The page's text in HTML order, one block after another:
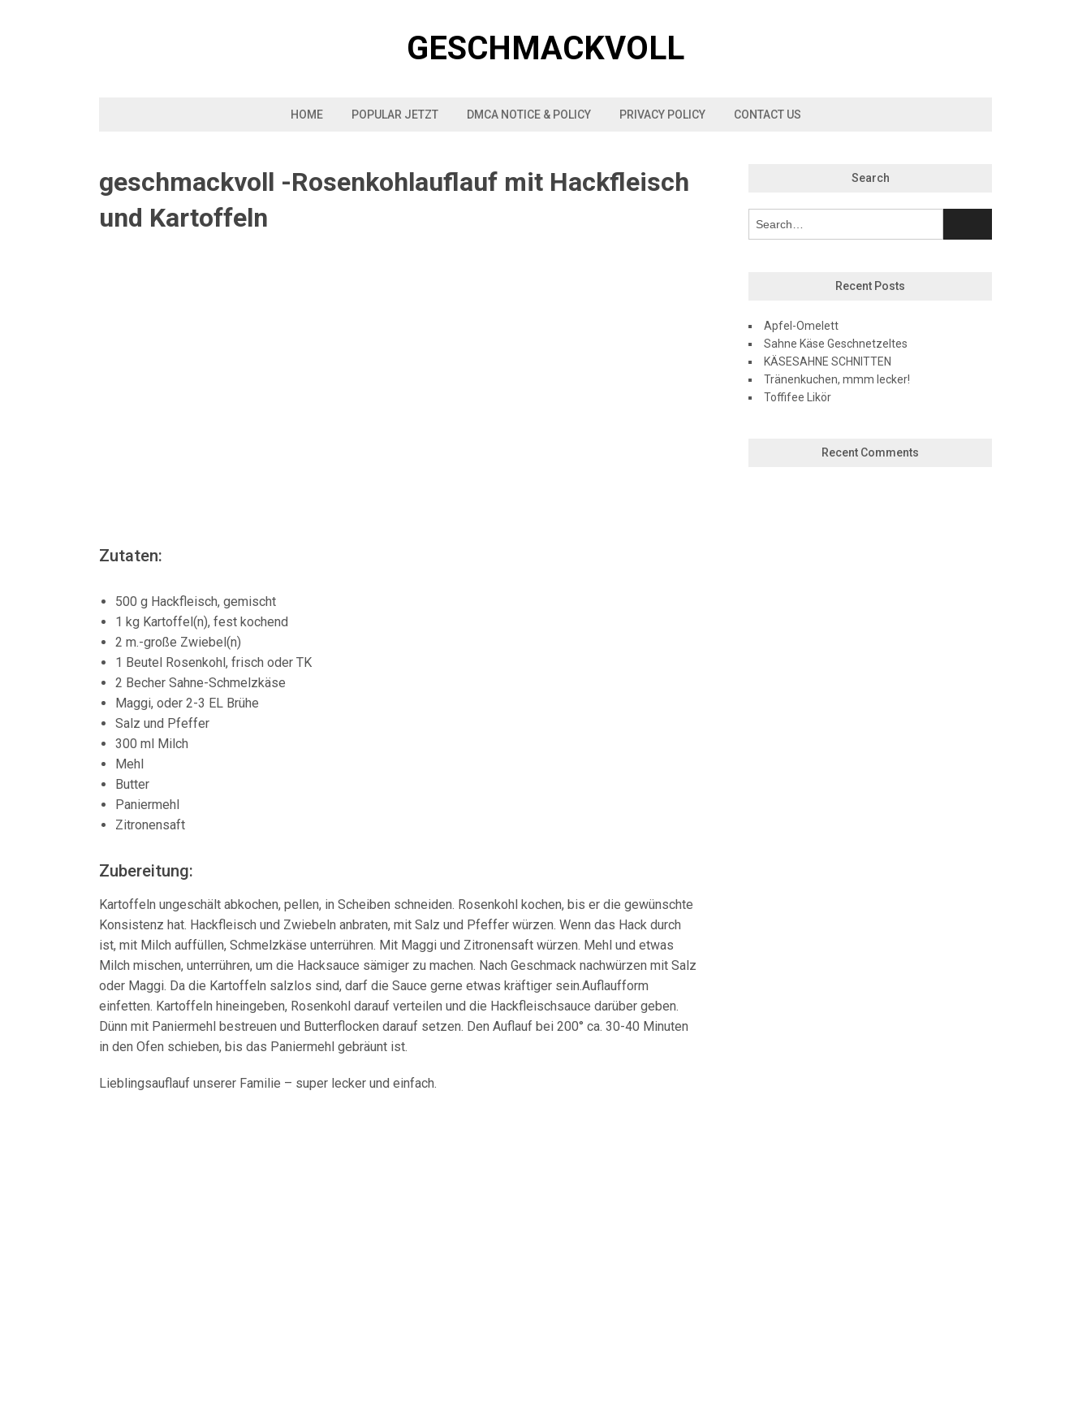
GESCHMACKVOLL
HOME POPULAR JETZT DMCA NOTICE & POLICY PRIVACY POLICY CONTACT US
geschmackvoll -Rosenkohlauflauf mit Hackfleisch
und Kartoffeln
Zutaten:
500 g Hackfleisch, gemischt
1 kg Kartoffel(n), fest kochend
2 m.-große Zwiebel(n)
1 Beutel Rosenkohl, frisch oder TK
2 Becher Sahne-Schmelzkäse
Maggi, oder 2-3 EL Brühe
Salz und Pfeffer
300 ml Milch
Mehl
Butter
Paniermehl
Zitronensaft
Zubereitung:
Kartoffeln ungeschält abkochen, pellen, in Scheiben schneiden. Rosenkohl kochen, bis er die gewünschte
Konsistenz hat. Hackfleisch und Zwiebeln anbraten, mit Salz und Pfeffer würzen. Wenn das Hack durch
ist, mit Milch auffüllen, Schmelzkäse unterrühren. Mit Maggi und Zitronensaft würzen. Mehl und etwas
Milch mischen, unterrühren, um die Hacksauce sämiger zu machen. Nach Geschmack nachwürzen mit Salz
oder Maggi. Da die Kartoffeln salzlos sind, darf die Sauce gerne etwas kräftiger sein.Auflaufform
einfetten. Kartoffeln hineingeben, Rosenkohl darauf verteilen und die Hackfleischsauce darüber geben.
Dünn mit Paniermehl bestreuen und Butterflocken darauf setzen. Den Auflauf bei 200° ca. 30-40 Minuten
in den Ofen schieben, bis das Paniermehl gebräunt ist.
Lieblingsauflauf unserer Familie – super lecker und einfach.
Search
Recent Posts
Apfel-Omelett
Sahne Käse Geschnetzeltes
KÄSESAHNE SCHNITTEN
Tränenkuchen, mmm lecker!
Toffifee Likör
Recent Comments